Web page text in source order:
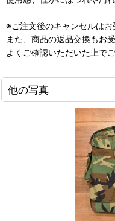
※ご注文後のキャンセルはお
また、商品の返品交換もお
よくご確認いただいた上で
他の写真